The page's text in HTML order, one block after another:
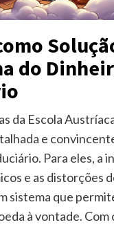
do
da Escola
e
Para eles, a
e as distorções
sistema que
à vontade.